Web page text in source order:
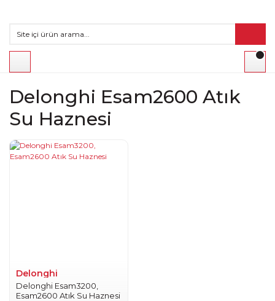
Delonghi Esam2600 Atık
Su Haznesi
Delonghi
Delonghi Esam3200,
Esam2600 Atık Su Haznesi